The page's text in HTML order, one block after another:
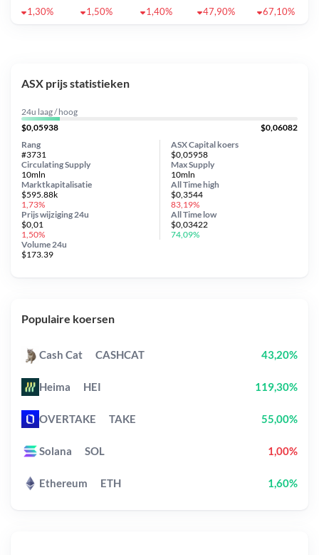
1,30%
1,50% 1,40% 47,90% 67,10%
ASX prijs statistieken
24u laag / hoog
$0,05938
$0,06082
ASX Capital koers
$0,05958
Circulating Supply
10mln
Prijs wijziging 24u
$0,01
1,50%
Max Supply
10mln
Marktkapitalisatie
$595.88k
1,73%
Volume 24u
$173.39
Rang
#3731
All Timehigh
$0,3544
83,19%
All Time low
$0,03422
74,09%
Populaire koersen
Cash Cat CASHCAT 43,20%
Heima HEI 119,30%
OVERTAKE TAKE 55,00%
Solana SOL 1,00%
Ethereum ETH 1,60%